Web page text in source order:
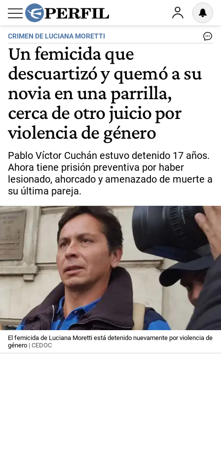
CRIMEN DE LUCIANA MORETTI
Un femicida que
descuartizó y quemó a su
novia en una parrilla,
cerca de otro juicio por
violencia de género
Pablo Víctor Cuchán estuvo detenido 17 años.
Ahora tiene prisión preventiva por haber
lesionado, ahorcado y amenazado de muerte a
su última pareja.
El femicida de Luciana Moretti está detenido nuevamente por violencia de
género | CEDOC